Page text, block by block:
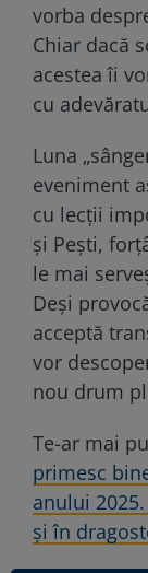
vorba
Chiar dacă
acestea îi
cu
Luna
eveniment
cu lecții
și Pești,
le mai
Deși
acceptă
vor
nou drum
Te-ar mai
primesc
anului
și în